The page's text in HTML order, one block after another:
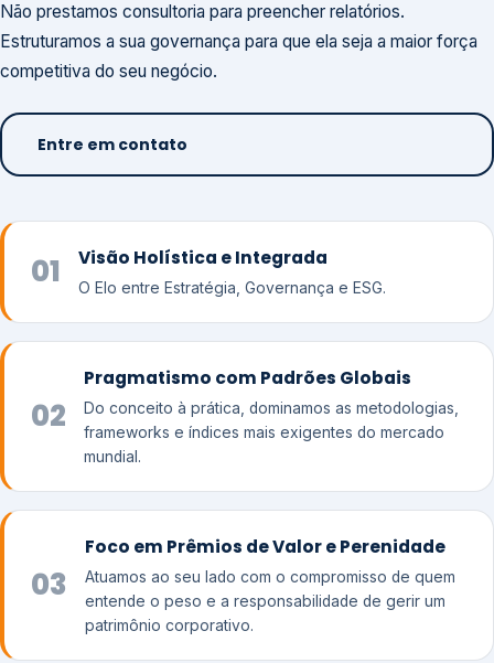
Não prestamos consultoria para preencher relatórios.
Estruturamos a sua governança para que ela seja a maior força
competitiva do seu negócio.
Entre em contato
01 Visão Holística e Integrada
O Elo entre Estratégia, Governança e ESG.
02
Pragmatismo com Padrões Globais
Do conceito à prática, dominamos as metodologias,
frameworks e índices mais exigentes do mercado
mundial.
03
Foco em Prêmios de Valor e Perenidade
Atuamos ao seu lado com o compromisso de quem
entende o peso e a responsabilidade de gerir um
patrimônio corporativo.